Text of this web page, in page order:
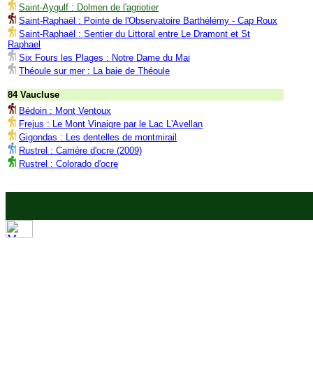
Saint-Aygulf : Dolmen de l'agriotier
Saint-Raphaël : Pointe de l'Observatoire Barthélémy - Cap Roux
Saint-Raphaël : Sentier du Littoral entre Le Dramont et St
Raphael
Six Fours les Plages : Notre Dame du Mai
Théoule sur mer : La baie de Théoule
84 Vaucluse
Bédoin : Mont Ventoux
Frejus : Le Mont Vinaigre par le Lac L'Avellan
Gigondas : Les dentelles de montmirail
Rustrel : Carrière d'ocre (2009)
Rustrel : Colorado d'ocre